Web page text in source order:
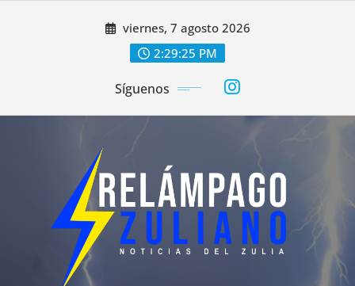
viernes, 7 agosto 2026
2:29:27 PM
Síguenos